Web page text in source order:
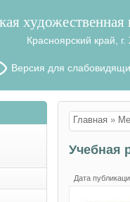
Красноярский край,
Версия для
Вы
Главная »
Учебная
Дата